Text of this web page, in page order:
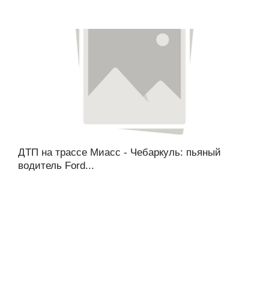
ДТП на трассе Миасс - Чебаркуль: пьяный
водитель Ford...